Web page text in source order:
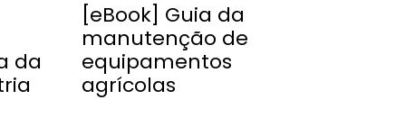
da
[eBook] Guia da
manutenção de
equipamentos
agrícolas